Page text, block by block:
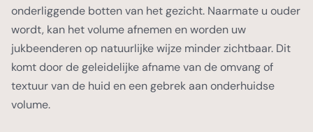
onderliggende botten van het gezicht. Naarmate u ouder
wordt, kan het volume afnemen en worden uw
jukbeenderen op natuurlijke wijze minder zichtbaar. Dit
komt door de geleidelijke afname van de omvang of
textuur van de huid en een gebrek aan onderhuidse
volume.